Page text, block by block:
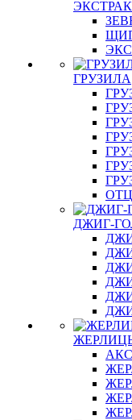
ГРУЗИЛА
ДЖИГ-